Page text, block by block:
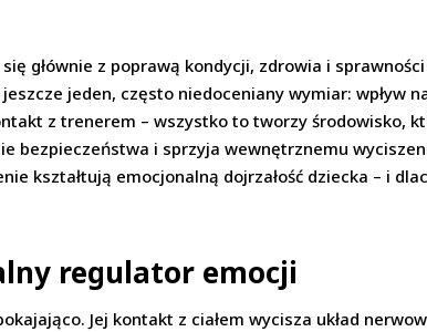
głównie z poprawą kondycji, zdrowia i
jeszcze jeden, często niedoceniany wymiar: wpływ
z trenerem – wszystko to tworzy środowisko,
bezpieczeństwa i sprzyja wewnętrznemu
kształtują emocjonalną dojrzałość dziecka – i
regulator emocji
Jej kontakt z ciałem wycisza układ